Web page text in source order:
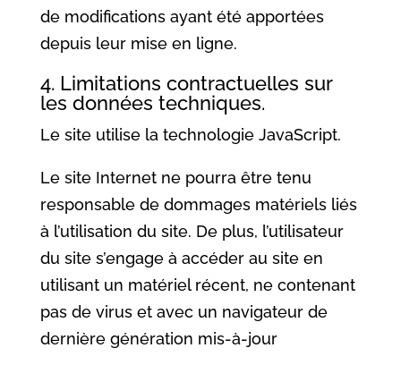
de modifications ayant été apportées
depuis leur mise en ligne.
4. Limitations contractuelles sur
les données techniques.
Le site utilise la technologie JavaScript.
Le site Internet ne pourra être tenu
responsable de dommages matériels liés
à l’utilisation du site. De plus, l’utilisateur
du site s’engage à accéder au site en
utilisant un matériel récent, ne contenant
pas de virus et avec un navigateur de
dernière génération mis-à-jour